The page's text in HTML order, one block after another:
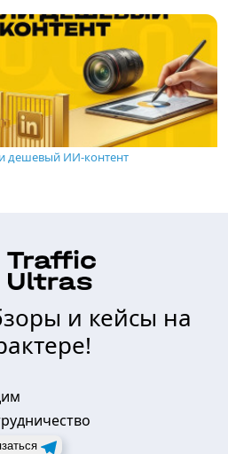
дешевый ИИ-контент
и кейсы на